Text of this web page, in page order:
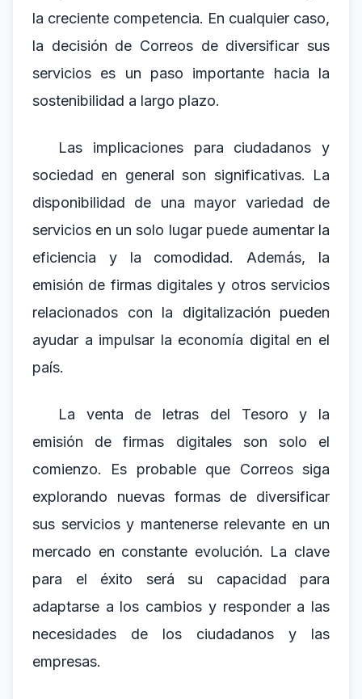
la creciente competencia. En cualquier caso,
la decisión de Correos de diversificar sus
servicios es un paso importante hacia la
sostenibilidad a largo plazo.
Las implicaciones para ciudadanos y
sociedad en general son significativas. La
disponibilidad de una mayor variedad de
servicios en un solo lugar puede aumentar la
eficiencia y la comodidad. Además, la
emisión de firmas digitales y otros servicios
relacionados con la digitalización pueden
ayudar a impulsar la economía digital en el
país.
La venta de letras del Tesoro y la
emisión de firmas digitales son solo el
comienzo. Es probable que Correos siga
explorando nuevas formas de diversificar
sus servicios y mantenerse relevante en un
mercado en constante evolución. La clave
para el éxito será su capacidad para
adaptarse a los cambios y responder a las
necesidades de los ciudadanos y las
empresas.